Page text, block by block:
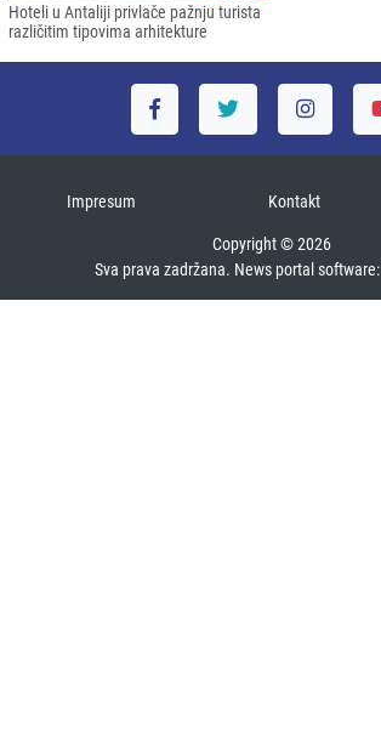
Hoteli u Antaliji privlače pažnju turista
različitim tipovima arhitekture
Impresum Kontakt
Copyright © 2026
Sva prava zadržana. News portal software: